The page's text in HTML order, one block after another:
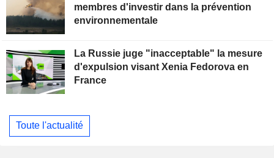
membres d'investir dans la prévention
environnementale
La Russie juge "inacceptable" la mesure
d'expulsion visant Xenia Fedorova en
France
Toute l'actualité